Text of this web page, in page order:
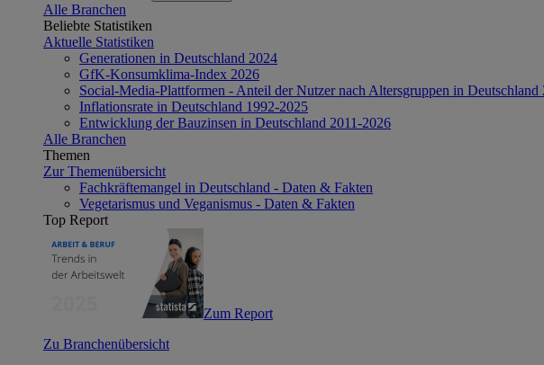
Alle Branchen
Beliebte Statistiken
Aktuelle Statistiken
Generationen in Deutschland 2024
GfK-Konsumklima-Index 2026
Social-Media-Plattformen - Anteil der Nutzer nach Altersgruppen in Deutschland
Inflationsrate in Deutschland 1992-2025
Entwicklung der Bauzinsen in Deutschland 2011-2026
Alle Branchen
Themen
Zur Themenübersicht
Fachkräftemangel in Deutschland - Daten & Fakten
Vegetarismus und Veganismus - Daten & Fakten
Top Report
Zum Report
Zu Branchenübersicht